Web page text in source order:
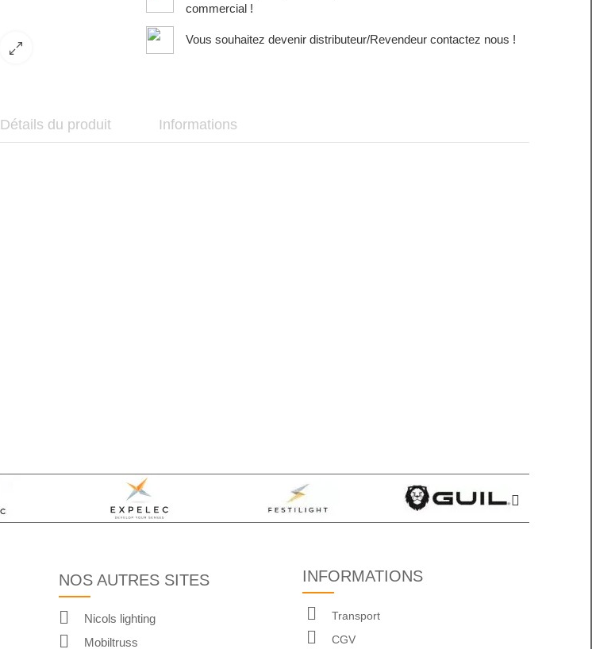
commercial !
Vous souhaitez devenir distributeur/Revendeur contactez nous !
Détails du produit Informations
NOS AUTRES SITES
Nicols lighting
Mobiltruss
INFORMATIONS
Transport
CGV